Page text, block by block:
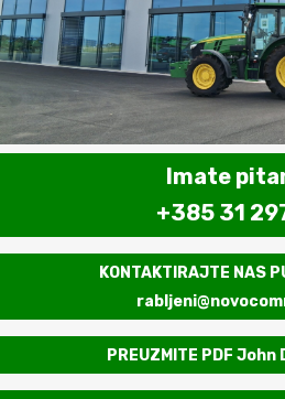
Imate
+385 31
KONTAKTIRAJTE NAS
PREUZMITE PDF